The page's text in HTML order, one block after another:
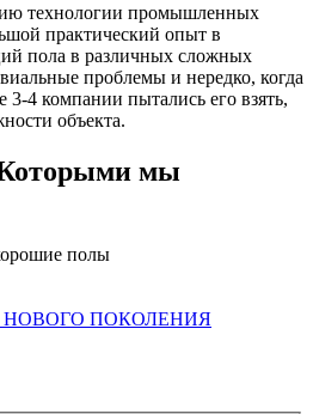
технологии промышленных
практический опыт в
пола в различных сложных
проблемы и нередко, когда
3-4 компании пытались его взять,
объекта.
мы
полы
ПОКОЛЕНИЯ